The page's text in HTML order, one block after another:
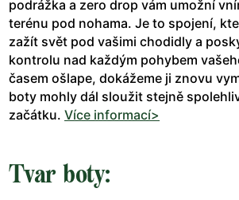
podrážka a zero drop vám umožní
terénu pod nohama. Je to spojení,
zažít svět pod vašimi chodidly a
kontrolu nad každým pohybem
časem ošlape, dokážeme ji znovu
boty mohly dál sloužit stejně
začátku. Více informací>
Tvar boty: